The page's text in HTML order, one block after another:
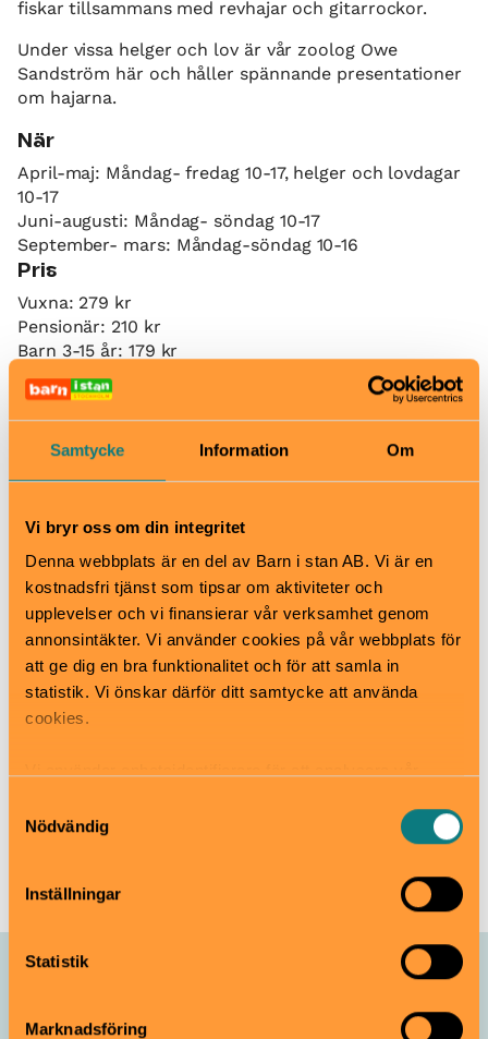
Samtycke Information Om
Vi bryr oss om din integritet
Denna webbplats är en del av Barn i stan AB. Vi är en
kostnadsfri tjänst som tipsar om aktiviteter och
upplevelser och vi finansierar vår verksamhet genom
annonsintäkter. Vi använder cookies på vår webbplats för
att ge dig en bra funktionalitet och för att samla in
statistik. Vi önskar därför ditt samtycke att använda
cookies.
samt tillhandahålla funktioner för sociala medier. Vi
vidarebefordrar även sådana identifierare och annan
information från din enhet till de sociala medier och
annons- och analysföretag som vi samarbetar med.
information som du har tillhandahållit eller som de har
Nödvändig
Inställningar
Statistik
Marknadsföring
fiskar tillsammans med revhajar och gitarrockor.
Under vissa helger och lov är vår zoolog Owe
Sandström här och håller spännande presentationer
om hajarna.
När
April-maj: Måndag- fredag 10-17, helger och lovdagar
10-17
Juni-augusti: Måndag- söndag 10-17
September- mars: Måndag-söndag 10-16
Pris
Vuxna: 279 kr
Pensionär: 210 kr
Barn 3-15 år: 179 kr
Barn under 3 år: gratis
Bra att veta
Hiss och ramper
Kafé
Skötbord
Hitta hit
T-bana Odenplan, buss 515 till hållplats Haga Norra,
därefter kort promenad. Med bil, avfart Hagaparken
ifrån E4:an.
Fjärilshuset i Hagaparken, Solna
Allt som händer – Fjärilshuset